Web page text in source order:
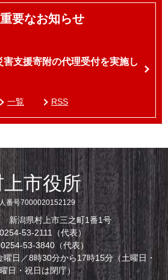
重要なお知らせ
支援寄附の代理受付を実施し
一覧 RSS
上市役所
番号7000020152129
新潟県村上市三之町1番1号
53-2111（代表）
53-3840（代表）
日／8時30分から17時15分（土曜日・
日・祝日は閉庁）